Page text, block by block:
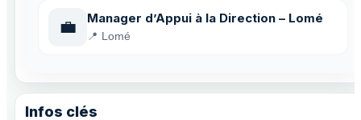
💼 Manager d’Appui à la Direction – Lomé
📍 Lomé
Infos clés